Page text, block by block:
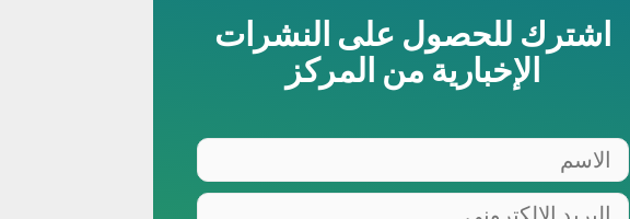
اشترك للحصول على النشرات
الإخبارية من المركز
الاسم
البريد